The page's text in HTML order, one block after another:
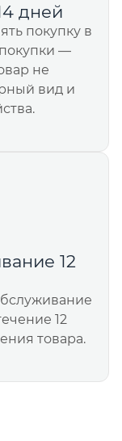
дней
покупку в
—
не
вид и
12
12
товара.